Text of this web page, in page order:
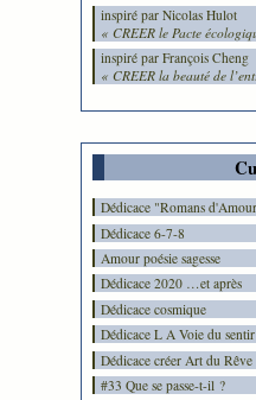
inspiré par Nicolas Hulot
« CREER le Pacte
inspiré par François Cheng
« CREER la beauté de
Dédicace "Romans
Dédicace 6-7-8
Amour poésie sagesse
Dédicace 2020 …et après
Dédicace cosmique
Dédicace L A Voie du sentir
Dédicace créer Art du Rêve
#33 Que se passe-t-il ?